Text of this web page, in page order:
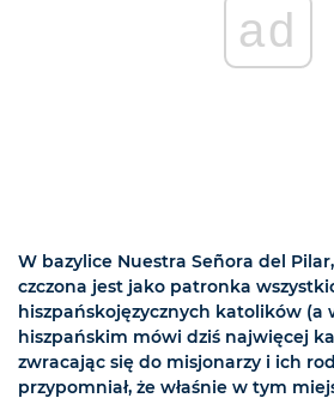
ad
W bazylice Nuestra Señora del
czczona jest jako patronka
hiszpańskojęzycznych katolików (a
hiszpańskim mówi dziś najwięcej
zwracając się do misjonarzy i ich
przypomniał, że właśnie w tym